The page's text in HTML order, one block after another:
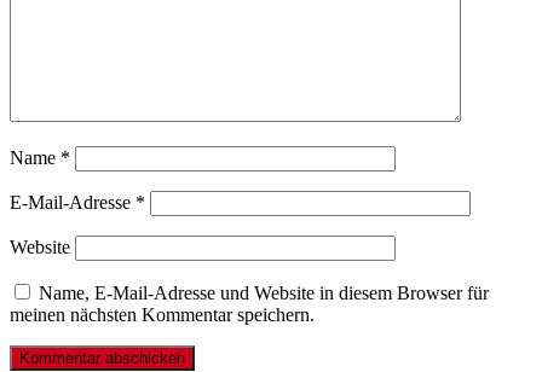
Name *
E-Mail-Adresse *
Website
Name, E-Mail-Adresse und Website in diesem Browser für
meinen nächsten Kommentar speichern.